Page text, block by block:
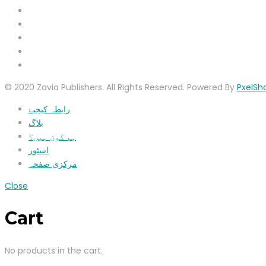
© 2020 Zavia Publishers. All Rights Reserved. Powered By
رابطہ کیجیۓ
بلاگ
ہم کون ہیں؟
اسٹور
مرکزی صفحہ
Close
Cart
No products in the cart.